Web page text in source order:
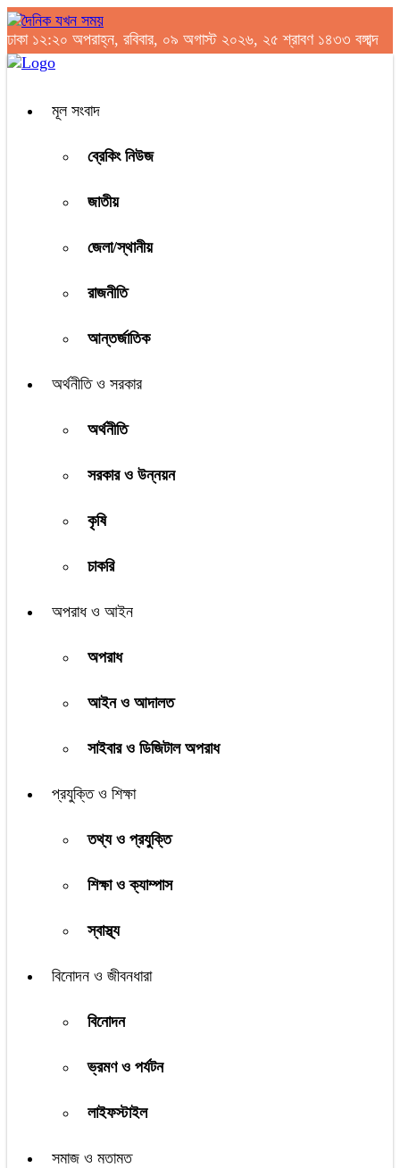
ঢাকা ১২:২০ অপরাহ্ন, রবিবার, ০৯ অগাস্ট ২০২৬, ২৫ শ্রাবণ ১৪৩৩ বঙ্গাব্দ
মূল সংবাদ
ব্রেকিং নিউজ
জাতীয়
জেলা/স্থানীয়
রাজনীতি
আন্তর্জাতিক
অর্থনীতি ও সরকার
অর্থনীতি
সরকার ও উন্নয়ন
কৃষি
চাকরি
অপরাধ ও আইন
অপরাধ
আইন ও আদালত
সাইবার ও ডিজিটাল অপরাধ
প্রযুক্তি ও শিক্ষা
তথ্য ও প্রযুক্তি
শিক্ষা ও ক্যাম্পাস
স্বাস্থ্য
বিনোদন ও জীবনধারা
বিনোদন
ভ্রমণ ও পর্যটন
লাইফস্টাইল
সমাজ ও মতামত